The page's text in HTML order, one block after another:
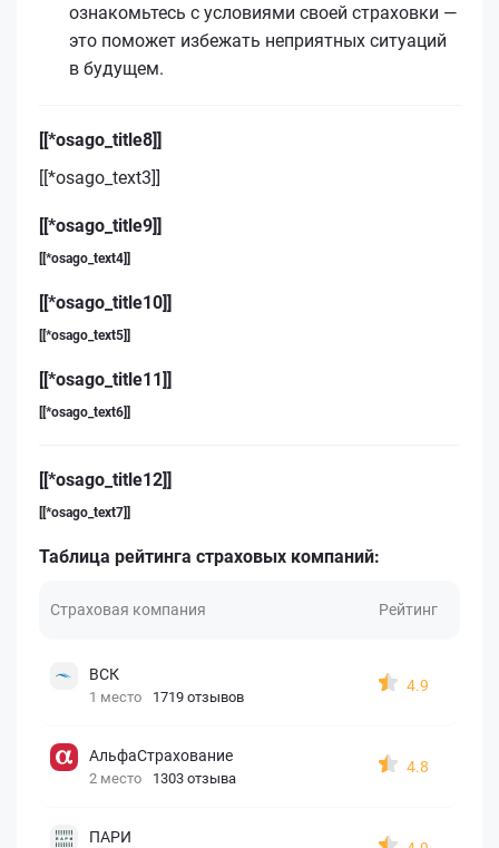
ознакомьтесь с условиями своей страховки —
это поможет избежать неприятных ситуаций
в будущем.
[[*osago_title8]]
[[*osago_text3]]
[[*osago_title9]]
[[*osago_text4]]
[[*osago_title10]]
[[*osago_text5]]
[[*osago_title11]]
[[*osago_text6]]
[[*osago_title12]]
[[*osago_text7]]
Таблица рейтинга страховых компаний:
Страховая компания Рейтинг
ВСК
1 место 1719 отзывов
4.9
АльфаСтрахование
2 место 1303 отзыва
4.8
ПАРИ